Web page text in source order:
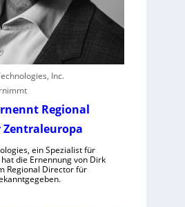
Inc.
Regional
ein Spezialist für
die Ernennung von Dirk
Regional Director für